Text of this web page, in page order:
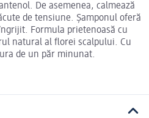
De asemenea, calmează
de tensiune. Șamponul oferă
Formula prietenoasă cu
natural al florei scalpului. Cu
de un păr minunat.